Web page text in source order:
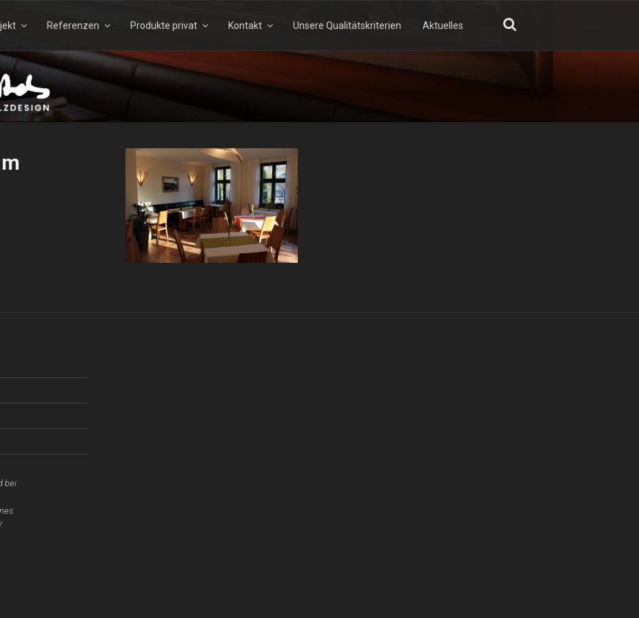
– ECHTHOLZDESIGN
Referenzen Produkte privat Kontakt Unsere Qualitätskriterien Aktuelles
Suchen
nach:
Suchen
bei